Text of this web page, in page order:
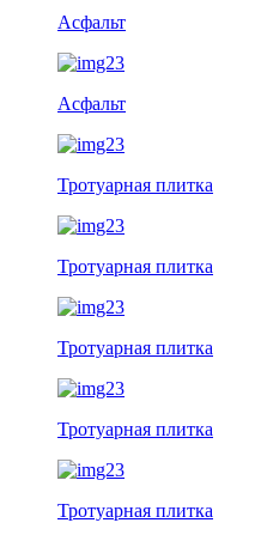
Асфальт
Асфальт
Тротуарная плитка
Тротуарная плитка
Тротуарная плитка
Тротуарная плитка
Тротуарная плитка